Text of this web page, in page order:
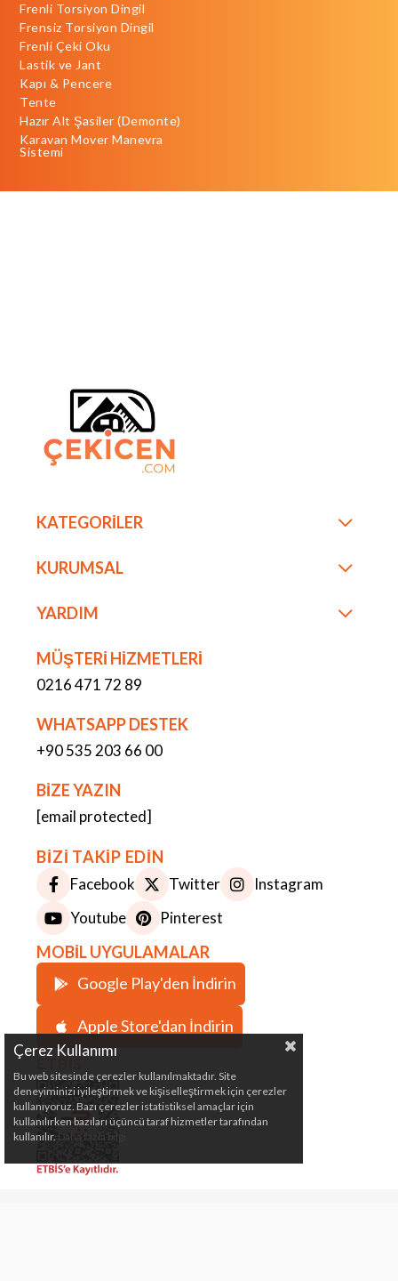
Frenli Torsiyon Dingil
Frensiz Torsiyon Dingil
Frenli Çeki Oku
Lastik ve Jant
Kapı & Pencere
Tente
Hazır Alt Şasiler (Demonte)
Karavan Mover Manevra
Sistemi
KATEGORİLER
KURUMSAL
YARDIM
MÜŞTERİ HİZMETLERİ
0216 471 72 89
WHATSAPP DESTEK
+90 535 203 66 00
BİZE YAZIN
[email protected]
BİZİ TAKİP EDİN
Facebook Twitter
Instagram
Youtube
Pinterest
MOBİL UYGULAMALAR
Google Play'den İndirin
Apple Store'dan İndirin
Çerez Kullanımı
Bu web sitesinde çerezler kullanılmaktadır. Site
deneyiminizi iyileştirmek ve kişiselleştirmek için çerezler
kullanıyoruz. Bazı çerezler istatistiksel amaçlar için
kullanılırken bazıları üçüncü taraf hizmetler tarafından
kullanılır. Daha fazla bilgi